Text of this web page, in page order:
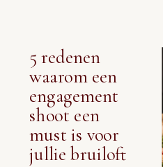
5 redenen
waarom een
engagement
shoot een
must is voor
jullie bruiloft